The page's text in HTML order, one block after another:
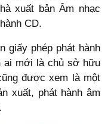
xuất bản Âm nhạc
CD.
giấy phép phát hành
ai mới là chủ sở hữu
được xem là một
xuất, phát hành âm